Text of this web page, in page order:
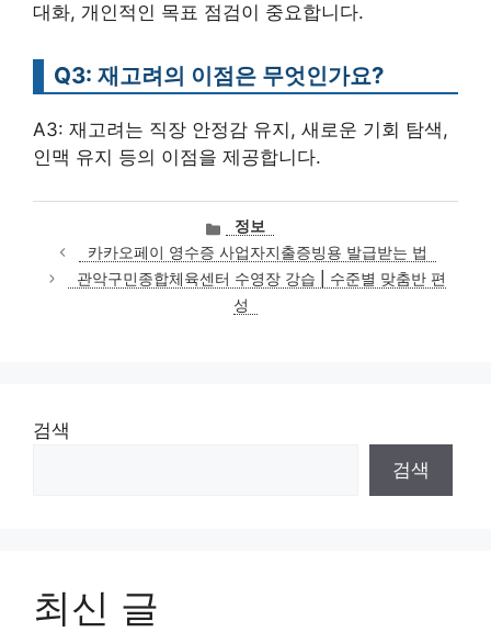
대화, 개인적인 목표 점검이 중요합니다.
Q3: 재고려의 이점은 무엇인가요?
A3: 재고려는 직장 안정감 유지, 새로운 기회 탐색,
인맥 유지 등의 이점을 제공합니다.
카
테
고
리
정보
카카오페이 영수증 사업자지출증빙용 발급받는 법
관악구민종합체육센터 수영장 강습 | 수준별 맞춤반 편
성
검색
검색
최신 글